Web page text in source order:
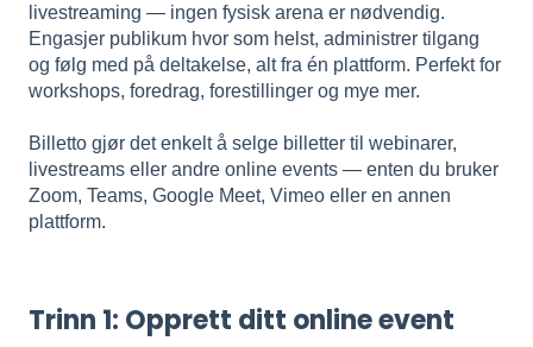
livestreaming — ingen fysisk arena er nødvendig.
Engasjer publikum hvor som helst, administrer tilgang
og følg med på deltakelse, alt fra én plattform. Perfekt for
workshops, foredrag, forestillinger og mye mer.
Billetto gjør det enkelt å selge billetter til webinarer,
livestreams eller andre online events — enten du bruker
Zoom, Teams, Google Meet, Vimeo eller en annen
plattform.
Trinn 1: Opprett ditt online event